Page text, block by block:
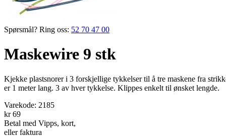
Spørsmål? Ring oss: 52 70 47 00
Maskewire 9 stk
Kjekke plastsnorer i 3 forskjellige tykkelser til å tre maskene fra
er 1 meter lang. 3 av hver tykkelse. Klippes enkelt til ønsket lengde.
Varekode: 2185
kr 69
Betal med Vipps, kort,
eller faktura